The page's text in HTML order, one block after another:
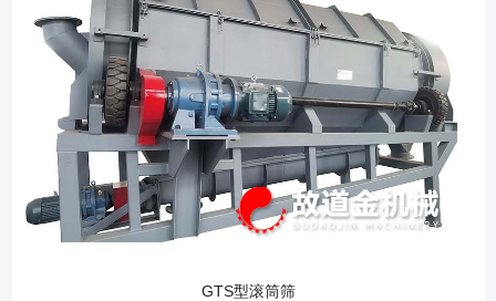
GTS型滚筒筛